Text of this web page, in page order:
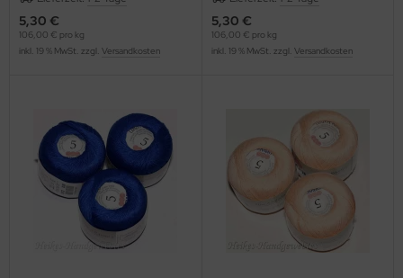
5,30 €
106,00 € pro kg
inkl. 19 % MwSt. zzgl. Versandkosten
5,30 €
106,00 € pro kg
inkl. 19 % MwSt. zzgl. Versandkosten